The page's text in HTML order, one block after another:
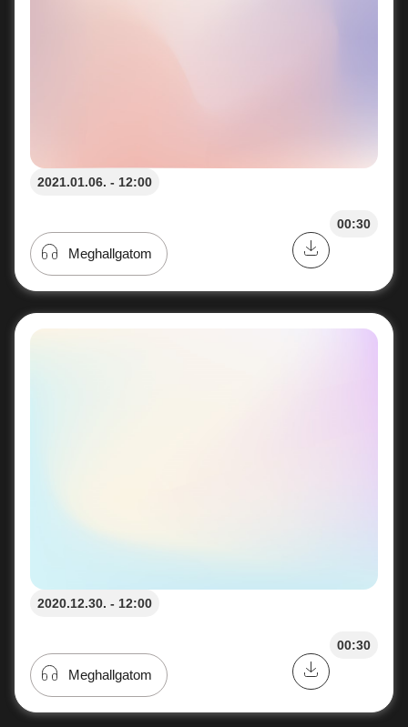
2021.01.06. - 12:00
00:30
Meghallgatom
2020.12.30. - 12:00
00:30
Meghallgatom